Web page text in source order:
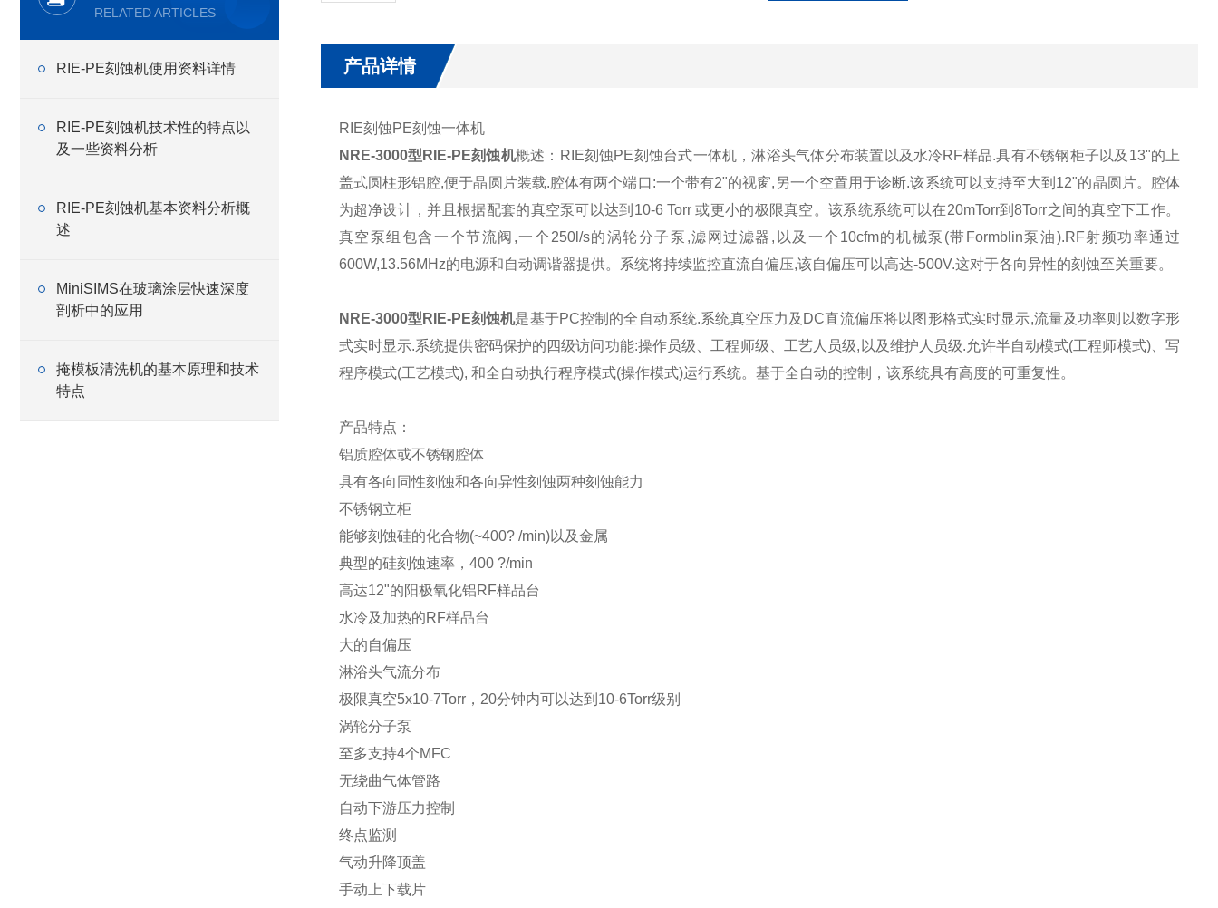
RELATED ARTICLES
RIE-PE刻蚀机使用资料详情
RIE-PE刻蚀机技术性的特点以
及一些资料分析
RIE-PE刻蚀机基本资料分析概
述
MiniSIMS在玻璃涂层快速深度
剖析中的应用
掩模板清洗机的基本原理和技术
特点
产品详情
RIE刻蚀PE刻蚀一体机
NRE-3000型RIE-PE刻蚀机概述：RIE刻蚀PE刻蚀台式一体机，淋浴头气体分布装置以及水冷RF样品.具有不锈钢柜子以及13"的上
盖式圆柱形铝腔,便于晶圆片装载.腔体有两个端口:一个带有2"的视窗,另一个空置用于诊断.该系统可以支持至大到12"的晶圆片。腔体
为超净设计，并且根据配套的真空泵可以达到10-6 Torr 或更小的极限真空。该系统系统可以在20mTorr到8Torr之间的真空下工作。
真空泵组包含一个节流阀,一个250l/s的涡轮分子泵,滤网过滤器,以及一个10cfm的机械泵(带Formblin泵油).RF射频功率通过
600W,13.56MHz的电源和自动调谐器提供。系统将持续监控直流自偏压,该自偏压可以高达-500V.这对于各向异性的刻蚀至关重要。
NRE-3000型RIE-PE刻蚀机是基于PC控制的全自动系统.系统真空压力及DC直流偏压将以图形格式实时显示,流量及功率则以数字形
式实时显示.系统提供密码保护的四级访问功能:操作员级、工程师级、工艺人员级,以及维护人员级.允许半自动模式(工程师模式)、写
程序模式(工艺模式), 和全自动执行程序模式(操作模式)运行系统。基于全自动的控制，该系统具有高度的可重复性。
产品特点：
铝质腔体或不锈钢腔体
具有各向同性刻蚀和各向异性刻蚀两种刻蚀能力
不锈钢立柜
能够刻蚀硅的化合物(~400? /min)以及金属
典型的硅刻蚀速率，400 ?/min
高达12"的阳极氧化铝RF样品台
水冷及加热的RF样品台
大的自偏压
淋浴头气流分布
极限真空5x10-7Torr，20分钟内可以达到10-6Torr级别
涡轮分子泵
至多支持4个MFC
无绕曲气体管路
自动下游压力控制
终点监测
气动升降顶盖
手动上下载片